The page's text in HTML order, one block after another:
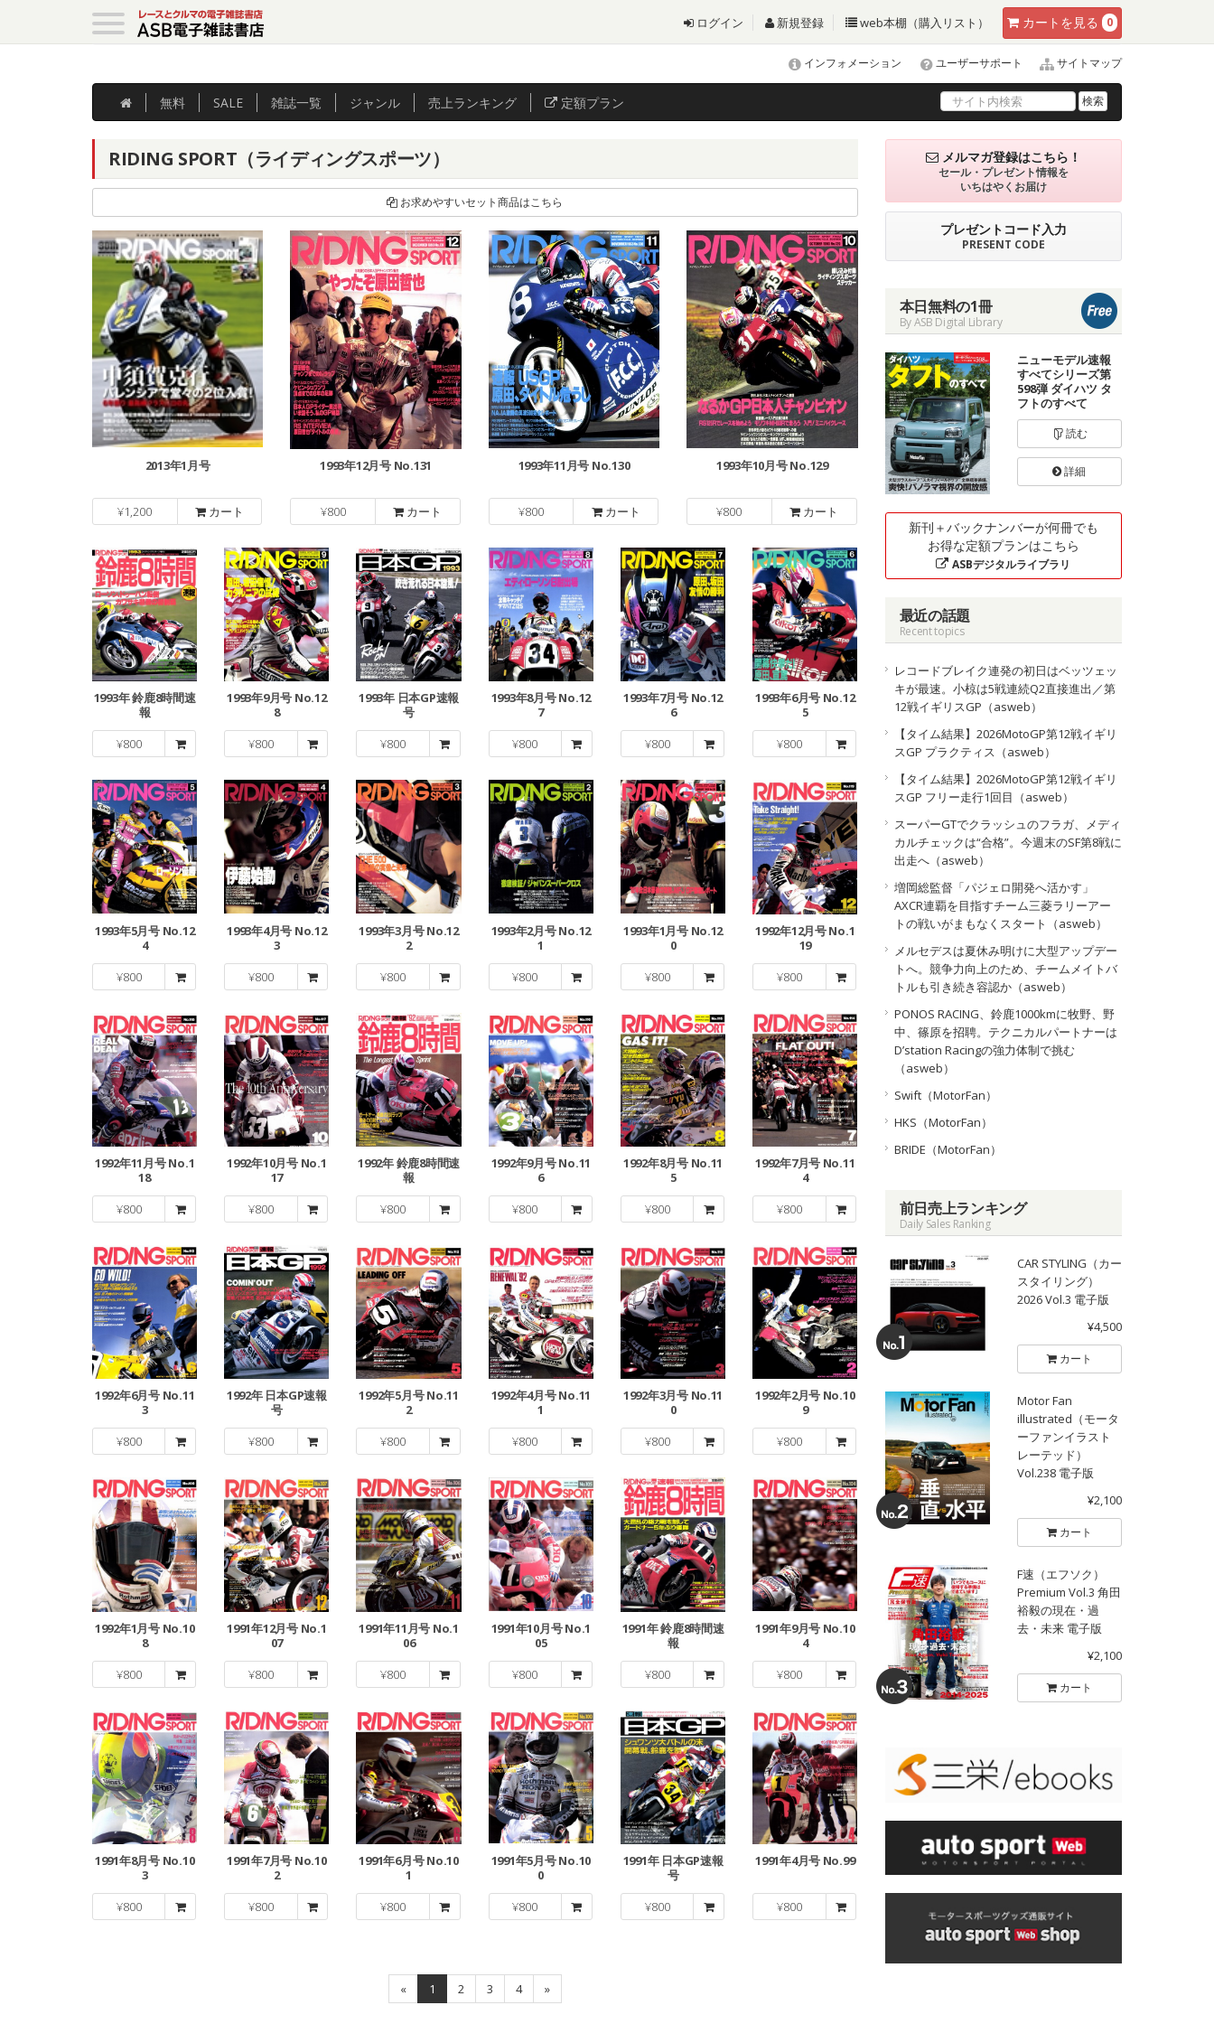
カート を見る 0
ログイン 新規登録 web本棚（購入リスト）
インフォメーション ユーザーサポート サイトマップ
無料 SALE 雑誌一覧 ジャンル 売上ランキング 定額プラン 検索
RIDING SPORT（ライディングスポーツ）
お求めやすいセット商品はこちら
2013年1月号
¥1,200 カート
1993年12月号 No.131
¥800 カート
1993年11月号 No.130
¥800 カート
1993年10月号 No.129
¥800 カート
1993年 鈴鹿8時間速
報
¥800
1993年9月号 No.12
8
¥800
1993年 日本GP速報
号
¥800
1993年8月号 No.12
7
¥800
1993年7月号 No.12
6
¥800
1993年6月号 No.12
5
¥800
1993年5月号 No.12
4
¥800
1993年4月号 No.12
3
¥800
1993年3月号 No.12
2
¥800
1993年2月号 No.12
1
¥800
1993年1月号 No.12
0
¥800
1992年12月号 No.1
19
¥800
1992年11月号 No.1
18
¥800
1992年10月号 No.1
17
¥800
1992年 鈴鹿8時間速
報
¥800
1992年9月号 No.11
6
¥800
1992年8月号 No.11
5
¥800
1992年7月号 No.11
4
¥800
1992年6月号 No.11
3
¥800
1992年 日本GP速報
号
¥800
1992年5月号 No.11
2
¥800
1992年4月号 No.11
1
¥800
1992年3月号 No.11
0
¥800
1992年2月号 No.10
9
¥800
1992年1月号 No.10
8
¥800
1991年12月号 No.1
07
¥800
1991年11月号 No.1
06
¥800
1991年10月号 No.1
05
¥800
1991年 鈴鹿8時間速
報
¥800
1991年9月号 No.10
4
¥800
1991年8月号 No.10
3
¥800
1991年7月号 No.10
2
¥800
1991年6月号 No.10
1
¥800
1991年5月号 No.10
0
¥800
1991年 日本GP速報
号
¥800
1991年4月号 No.99
¥800
« 1 2 3 4 »
メルマガ登録はこちら！
セール・プレゼント情報を
いちはやくお届け
プレゼントコード入力
PRESENT CODE
本日無料の1冊
By ASB Digital Library
ニューモデル速報
すべてシリーズ第
598弾 ダイハツ タ
フトのすべて
読む
詳細
新刊＋バックナンバーが何冊でも
お得な定額プランはこちら
ASBデジタルライブラリ
最近の話題
Recent topics
レコードブレイク連発の初日はベッツェッ
キが最速。小椋は5戦連続Q2直接進出／第
12戦イギリスGP（asweb）
【タイム結果】2026MotoGP第12戦イギリ
スGP プラクティス（asweb）
【タイム結果】2026MotoGP第12戦イギリ
スGP フリー走行1回目（asweb）
スーパーGTでクラッシュのフラガ、メディ
カルチェックは“合格”。今週末のSF第8戦に
出走へ（asweb）
増岡総監督「パジェロ開発へ活かす」
AXCR連覇を目指すチーム三菱ラリーアー
トの戦いがまもなくスタート（asweb）
メルセデスは夏休み明けに大型アップデー
トへ。競争力向上のため、チームメイトバ
トルも引き続き容認か（asweb）
PONOS RACING、鈴鹿1000kmに牧野、野
中、篠原を招聘。テクニカルパートナーは
D’station Racingの強力体制で挑む
（asweb）
Swift（MotorFan）
HKS（MotorFan）
BRIDE（MotorFan）
前日売上ランキング
Daily Sales Ranking
CAR STYLING（カー
スタイリング）
2026 Vol.3 電子版
¥4,500
カート
Motor Fan
illustrated（モータ
ーファンイラスト
レーテッド）
Vol.238 電子版
¥2,100
カート
F速（エフソク）
Premium Vol.3 角田
裕毅の現在・過
去・未来 電子版
¥2,100
カート